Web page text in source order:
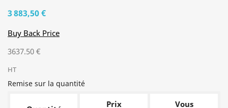
3 883,50 €
Buy Back Price
3637.50 €
HT
Remise sur la quantité
Prix
Vous